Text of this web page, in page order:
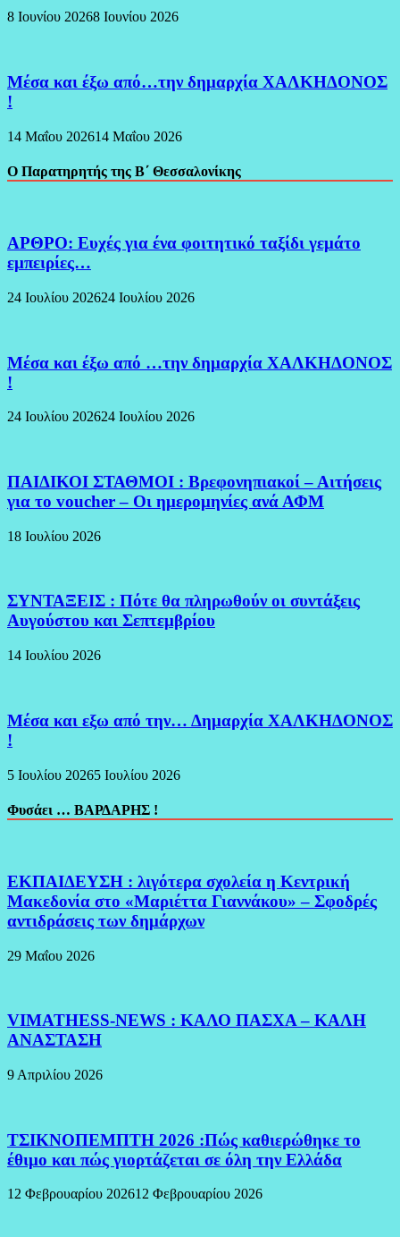
8 Ιουνίου 20268 Ιουνίου 2026
Μέσα και έξω από…την δημαρχία ΧΑΛΚΗΔΟΝΟΣ
!
14 Μαΐου 202614 Μαΐου 2026
Ο Παρατηρητής της Β΄ Θεσσαλονίκης
ΑΡΘΡΟ: Ευχές για ένα φοιτητικό ταξίδι γεμάτο
εμπειρίες…
24 Ιουλίου 202624 Ιουλίου 2026
Μέσα και έξω από …την δημαρχία ΧΑΛΚΗΔΟΝΟΣ
!
24 Ιουλίου 202624 Ιουλίου 2026
ΠΑΙΔΙΚΟΙ ΣΤΑΘΜΟΙ : Βρεφονηπιακοί – Αιτήσεις
για το voucher – Οι ημερομηνίες ανά ΑΦΜ
18 Ιουλίου 2026
ΣΥΝΤΑΞΕΙΣ : Πότε θα πληρωθούν οι συντάξεις
Αυγούστου και Σεπτεμβρίου
14 Ιουλίου 2026
Μέσα και εξω από την… Δημαρχία ΧΑΛΚΗΔΟΝΟΣ
!
5 Ιουλίου 20265 Ιουλίου 2026
Φυσάει … ΒΑΡΔΑΡΗΣ !
ΕΚΠΑΙΔΕΥΣΗ : λιγότερα σχολεία η Κεντρική
Μακεδονία στο «Μαριέττα Γιαννάκου» – Σφοδρές
αντιδράσεις των δημάρχων
29 Μαΐου 2026
VIMATHESS-NEWS : ΚΑΛΟ ΠΑΣΧΑ – ΚΑΛΗ
ΑΝΑΣΤΑΣΗ
9 Απριλίου 2026
ΤΣΙΚΝΟΠΕΜΠΤΗ 2026 :Πώς καθιερώθηκε το
έθιμο και πώς γιορτάζεται σε όλη την Ελλάδα
12 Φεβρουαρίου 202612 Φεβρουαρίου 2026